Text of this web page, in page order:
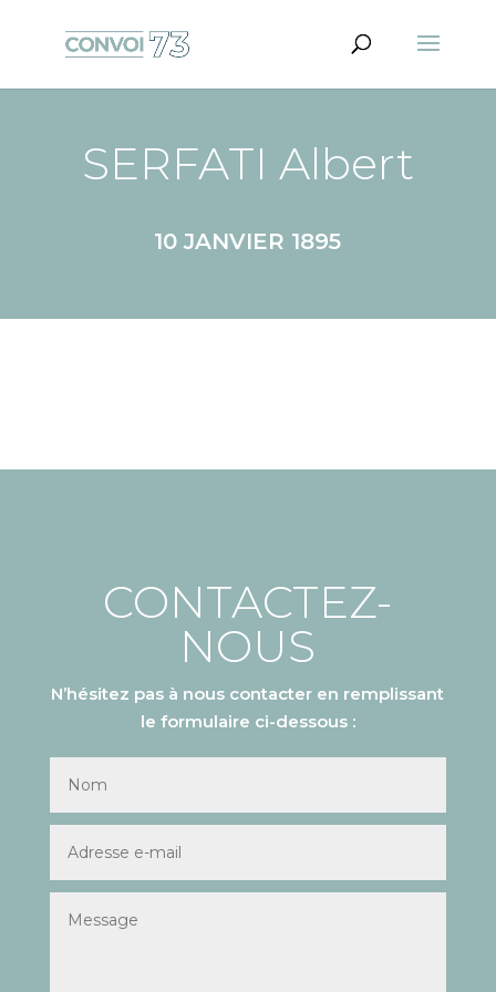
SERFATI Albert
10 JANVIER 1895
CONTACTEZ-
NOUS
N’hésitez pas à nous contacter en remplissant
le formulaire ci-dessous :